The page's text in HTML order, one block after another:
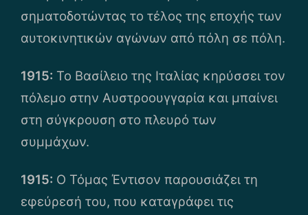
σηματοδοτώντας το τέλος της εποχής των
αυτοκινητικών αγώνων από πόλη σε πόλη.
1915: Το Βασίλειο της Ιταλίας κηρύσσει τον
πόλεμο στην Αυστροουγγαρία και μπαίνει
στη σύγκρουση στο πλευρό των
συμμάχων.
1915: O Τόμας Έντισον παρουσιάζει τη
εφεύρεσή του, που καταγράφει τις